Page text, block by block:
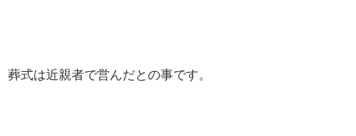
葬式は近親者で営んだとの事です。